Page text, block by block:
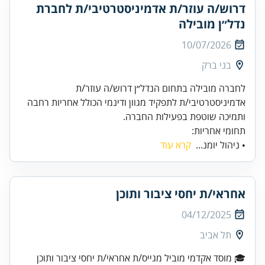
דרוש/ה עוזר/ת אדמיניסטרטיבי/ת לחברת
נדל״ן מובילה
10/07/2026
בני ברק
לחברה מובילה בתחום הנדל״ן דרוש/ה עוזר/ת
אדמיניסטרטיבי/ת לתפקיד מגוון ודינמי הכולל אחריות רחבה
ותמיכה שוטפת בפעילות החברה.
תחומי אחריות:
• ניהול יומנ... קרא עוד
אחראי/ת יחסי ציבור ותוכן
04/12/2025
תל אביב